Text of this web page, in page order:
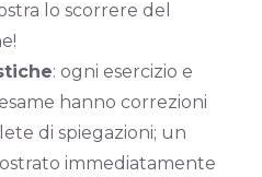
lo scorrere del
: ogni esercizio e
hanno correzioni
di spiegazioni; un
immediatamente